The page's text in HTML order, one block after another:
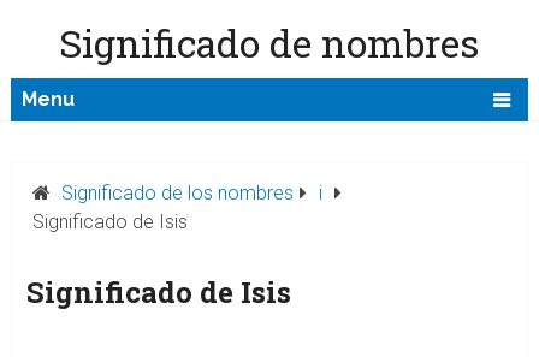
Significado de nombres
Menu
Significado de los nombres
i
Significado de Isis
Significado de Isis